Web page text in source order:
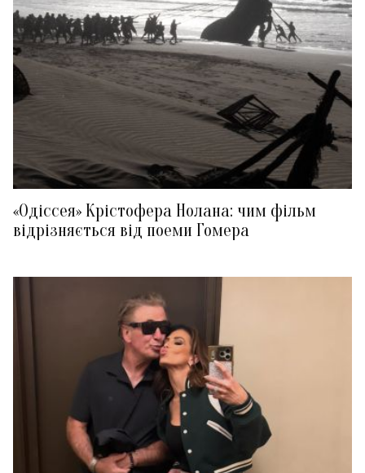
«Одіссея» Крістофера Нолана: чим фільм
відрізняється від поеми Гомера